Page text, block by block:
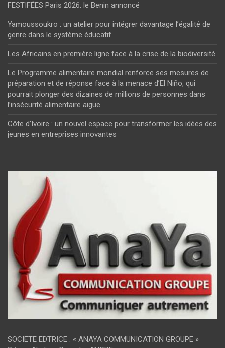
FESTIFÉES Paris 2026: le Benin annoncé
Yamoussoukro : un atelier pour intégrer davantage l’égalité de
genre dans le système éducatif
Les Africains en première ligne face à la crise de la biodiversité
Le Programme alimentaire mondial renforce ses mesures de
préparation et de réponse face à la menace d’El Niño, qui
pourrait plonger des dizaines de millions de personnes dans
l’insécurité alimentaire aiguë
Côte d’Ivoire : un nouvel espace pour transformer les idées des
jeunes en entreprises innovantes
SOCIETE EDTRICE : « ANAYA COMMUNICATION GROUPE »